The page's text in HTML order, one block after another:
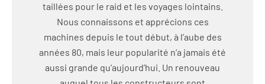
taillées pour le raid et les voyages lointains.
Nous connaissons et apprécions ces
machines depuis le tout début, à l’aube des
années 80, mais leur popularité n’a jamais été
aussi grande qu’aujourd’hui. Un renouveau